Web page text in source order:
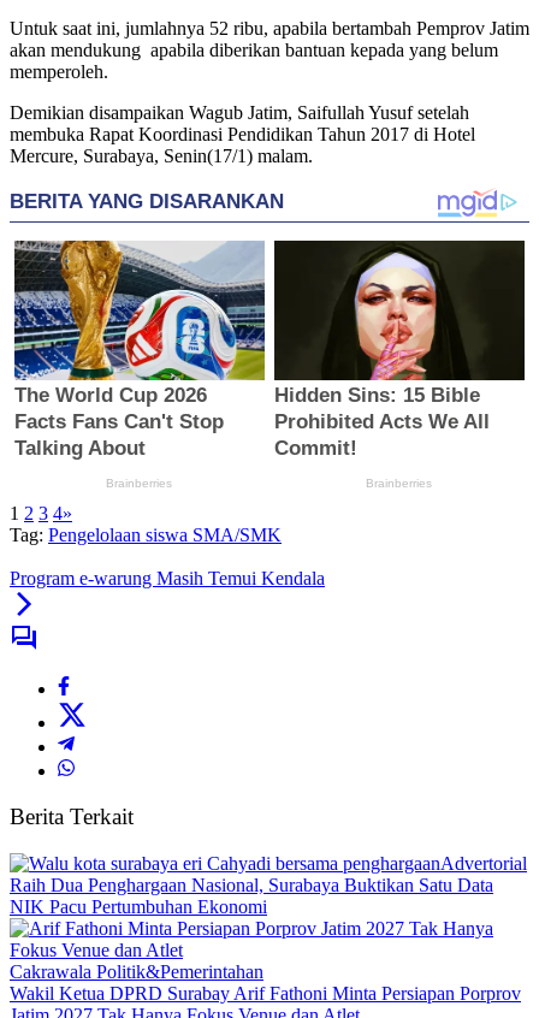
Untuk saat ini, jumlahnya 52 ribu, apabila bertambah Pemprov Jatim
akan mendukung apabila diberikan bantuan kepada yang belum
memperoleh.
Demikian disampaikan Wagub Jatim, Saifullah Yusuf setelah
membuka Rapat Koordinasi Pendidikan Tahun 2017 di Hotel
Mercure, Surabaya, Senin(17/1) malam.
1 2 3 4»
Tag: Pengelolaan siswa SMA/SMK
Program e-warung Masih Temui Kendala
Berita Terkait
Advertorial
Raih Dua Penghargaan Nasional, Surabaya Buktikan Satu Data
NIK Pacu Pertumbuhan Ekonomi
Cakrawala Politik&Pemerintahan
Wakil Ketua DPRD Surabay Arif Fathoni Minta Persiapan Porprov